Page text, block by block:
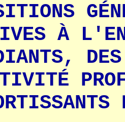
À
DES